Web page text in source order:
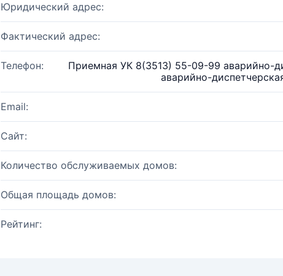
Юридический адрес:
Фактический адрес:
Телефон:
Приемная УК 8(3513) 55-09-99 аварийно-
аварийно-
Email:
Сайт:
Количество обслуживаемых домов:
Общая площадь домов:
Рейтинг: